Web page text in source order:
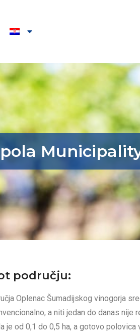
području:
Oplenac Šumadijskog vinogorja
a niti jedan do danas
je od 0,1 do 0,5 ha, a gotovo